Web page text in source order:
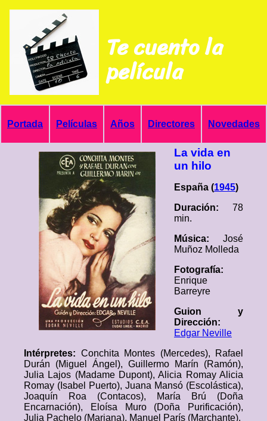
Te cuento la
película
Portada Películas Años Directores Novedades
La vida en
un hilo
España (1945)
Duración: 78
min.
Música: José
Muñoz Molleda
Fotografía:
Enrique
Barreyre
Guion y
Dirección:
Edgar Neville
Intérpretes: Conchita Montes (Mercedes), Rafael
Durán (Miguel Ángel), Guillermo Marín (Ramón),
Julia Lajos (Madame Dupont), Alicia Romay Alicia
Romay (Isabel Puerto), Juana Mansó (Escolástica),
Joaquín Roa (Contacos), María Brú (Doña
Encarnación), Eloísa Muro (Doña Purificación),
Julia Pachelo (Mariana), Manuel París (Marchante).